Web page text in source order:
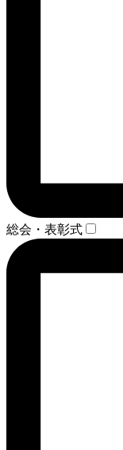
総会・表彰式